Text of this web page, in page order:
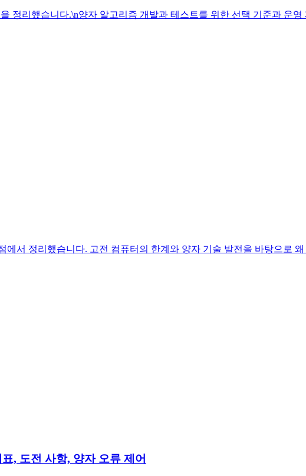
정리했습니다.\n양자 알고리즘 개발과 테스트를 위한 선택 기준과 운
서 정리했습니다. 고전 컴퓨터의 한계와 양자 기술 발전을 바탕으로
, 도전 사항, 양자 오류 제어